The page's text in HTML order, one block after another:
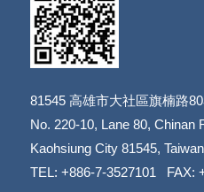
81545高雄市大社區旗楠路
​​​​​​​No. 220-10, Lane 80, Chinan
​​​​​​​Kaohsiung City 81545,
TEL: +886-7-3527101 FAX: